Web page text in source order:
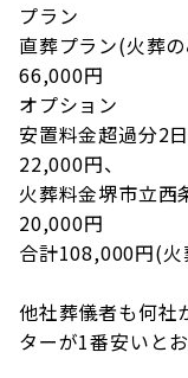
プラン
直葬プラン(火葬
66,000円
オプション
安置料金超過分2
22,000円、
火葬料金堺市立西
20,000円
合計108,000円(火
他社葬儀者も何社
ターが1番安いと